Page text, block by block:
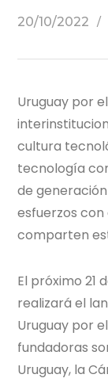
20/10/2022
Uruguay por
cultura
tecnología
de
esfuerzos
comparten
El próximo 21
realizará el
Uruguay por
fundadoras
Uruguay, la